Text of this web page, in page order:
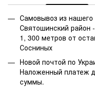
Самовывоз из нашего
Святошинский район
1, 300 метров от
Сосниных
Новой почтой по
Наложенный платеж
суммы.